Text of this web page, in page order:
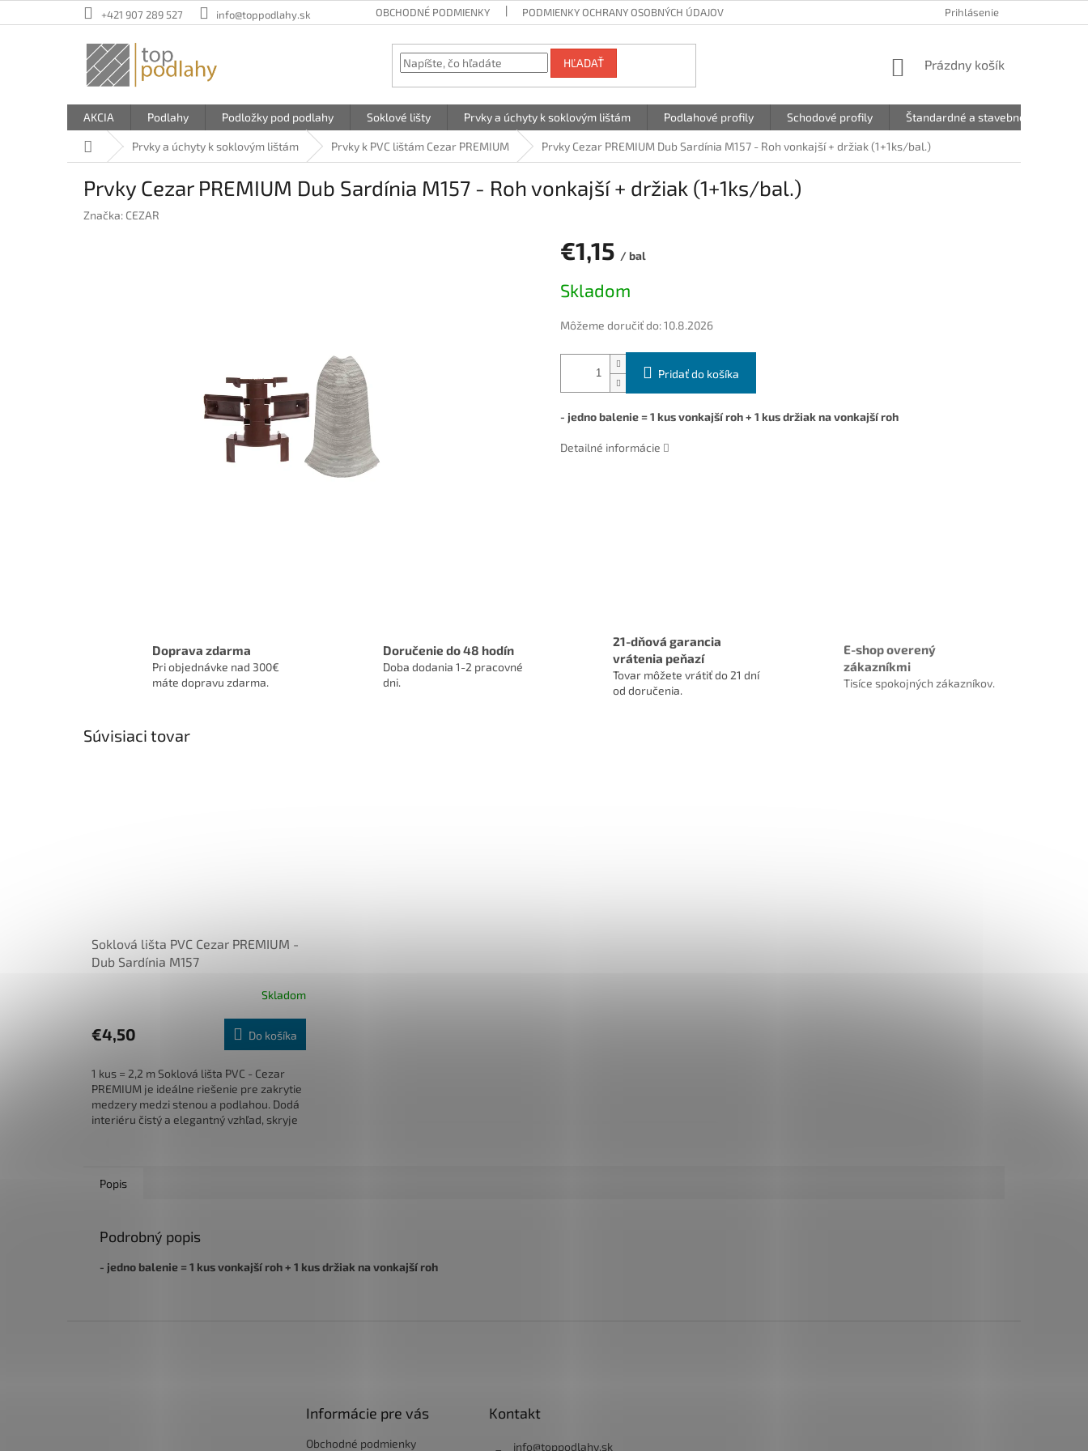
na
+421 907 289 527 info@toppodlahy.sk OBCHODNÉ PODMIENKY PODMIENKY OCHRANY OSOBNÝCH ÚDAJOV Prihlásenie
HĽADAŤ
NÁKUPNÝ
Prázdny košík
AKCIA Podlahy Podložky pod podlahy Soklové lišty Prvky a úchyty k soklovým lištám Podlahové profily Schodové profily Štandardné a stavebné profily
DomovPrvky a úchyty k soklovým lištám Prvky k PVC lištám Cezar PREMIUM Prvky Cezar PREMIUM Dub Sardínia M157 - Roh vonkajší + držiak (1+1ks/bal.)
Prvky Cezar PREMIUM Dub Sardínia M157 - Roh vonkajší + držiak (1+1ks/bal.)
Značka: CEZAR
€1,15 / bal
cena:
Skladom
Môžeme doručiť do:10.8.2026
Pridať do košíka
- jedno balenie = 1 kus vonkajší roh + 1 kus držiak na vonkajší roh
Detailné informácie
Doprava zdarma
Pri objednávke nad 300€
máte dopravu zdarma.
Doručenie do 48 hodín
Doba dodania 1-2 pracovné
dni.
21-dňová garancia
vrátenia peňazí
Tovar môžete vrátiť do 21 dní
od doručenia.
E-shop overený
zákazníkmi
Tisíce spokojných zákazníkov.
Súvisiaci tovar
Soklová lišta PVC Cezar PREMIUM -
Dub Sardínia M157
Skladom
€4,50 Do košíka
1 kus = 2,2 m Soklová lišta PVC - Cezar
PREMIUM je ideálne riešenie pre zakrytie
medzery medzi stenou a podlahou. Dodá
interiéru čistý a elegantný vzhľad, skryje
Popis
Podrobný popis
- jedno balenie = 1 kus vonkajší roh + 1 kus držiak na vonkajší roh
Informácie pre vás
Obchodné podmienky
Kontakt
info@toppodlahy.sk